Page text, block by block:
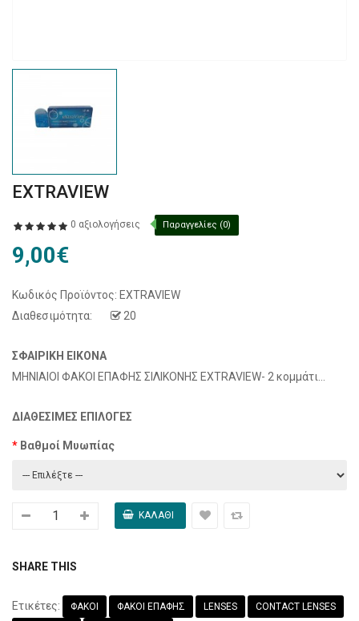
EXTRAVIEW
0 αξιολογήσεις Παραγγελίες (0)
9,00€
Κωδικός Προϊόντος: EXTRAVIEW
Διαθεσιμότητα:
20
ΣΦΑΙΡΙΚΉ ΕΙΚΌΝΑ
ΜΗΝΙΑΙΟΙ ΦΑΚΟΙ ΕΠΑΦΗΣ ΣΙΛΙΚΟΝΗΣ EXTRAVIEW- 2 κομμάτι...
ΔΙΑΘΈΣΙΜΕΣ ΕΠΙΛΟΓΈΣ
Βαθμοί Μυωπίας
SHARE THIS
Ετικέτες: ΦΑΚΟΙ ΦΑΚΟΙ ΕΠΑΦΗΣ LENSES CONTACT LENSES